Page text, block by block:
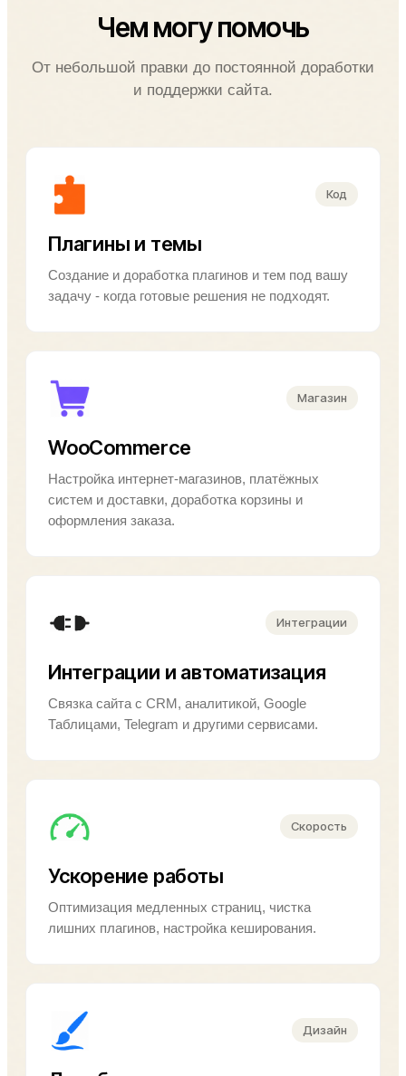
Чем могу помочь
От небольшой правки до постоянной доработки
и поддержки сайта.
Код
Плагины и темы
Создание и доработка плагинов и тем под вашу
задачу - когда готовые решения не подходят.
Магазин
WooCommerce
Настройка интернет-магазинов, платёжных
систем и доставки, доработка корзины и
оформления заказа.
Интеграции
Интеграции и автоматизация
Связка сайта с CRM, аналитикой, Google
Таблицами, Telegram и другими сервисами.
Скорость
Ускорение работы
Оптимизация медленных страниц, чистка
лишних плагинов, настройка кеширования.
Дизайн